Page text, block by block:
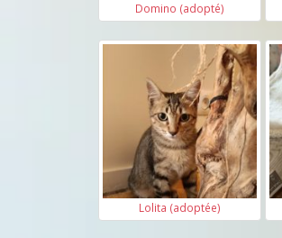
Domino (adopté)
Lolita (adoptée)